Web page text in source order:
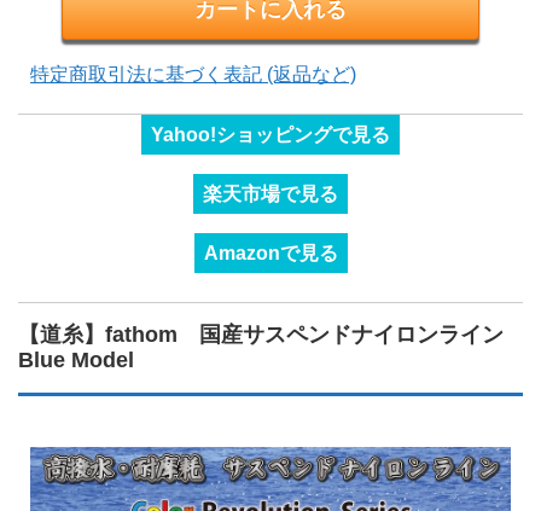
特定商取引法に基づく表記 (返品など)
Yahoo!ショッピングで見る
楽天市場で見る
Amazonで見る
【道糸】fathom 国産サスペンドナイロンライン
Blue Model